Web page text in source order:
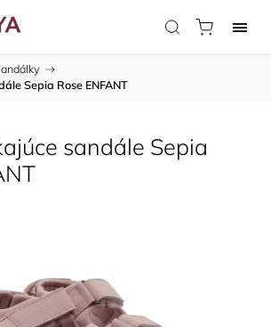
/
Sepia Rose ENFANT
sandále Sepia